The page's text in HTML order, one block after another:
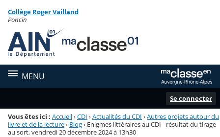
Menu de la rubrique
Contenu
Collège Roger Vailland
Poncin
MENU
Se connecter
Vous êtes ici : Accueil›CDI ›Actualités du CDI ›Autres projets autour du
livre et de la lecture› Blog› Enigmes littéraires au CDI - résultat du tirage
au sort, vendredi 20 décembre 2024 à 13h30